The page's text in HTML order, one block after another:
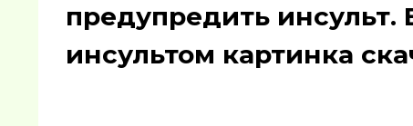
предупредить
инсультом картинка